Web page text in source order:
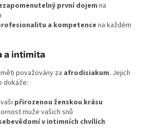
první dojem na
a kompetence na každém
a intimita
považovány za afrodisiakum. Jejich
dokáže:
přirozenou ženskou krásu
muže vašich snů
v intimních chvílích